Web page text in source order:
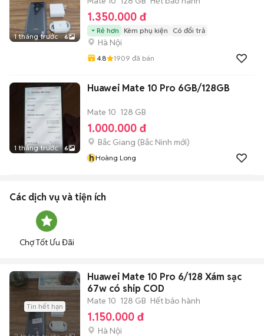
1 tháng trước 6
1.350.000 đ
Rẻ hơn Kèm phụ kiện Có đổi trả
Hà Nội
4.8 1909 đã bán
1 tháng trước 6
Huawei Mate 10 Pro 6GB/128GB
Mate 10 128 GB
1.000.000 đ
Bắc Giang (Bắc Ninh mới)
hHoàng Long
Các dịch vụ và tiện ích
Chợ Tốt Ưu Đãi
Tin hết hạn
Huawei Mate 10 Pro 6/128 Xám sạc
67w có ship COD
Mate 10 128 GB Hết bảo hành
1.150.000 đ
Hà Nội